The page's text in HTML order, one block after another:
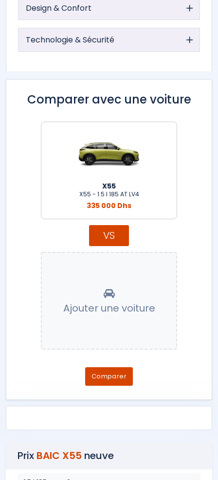
Design & Confort
Technologie & Sécurité
Comparer avec une voiture
X55
X55 - 1.5 l 185 AT LV4
335 000 Dhs
VS
Ajouter une voiture
Comparer
Prix BAIC X55 neuve